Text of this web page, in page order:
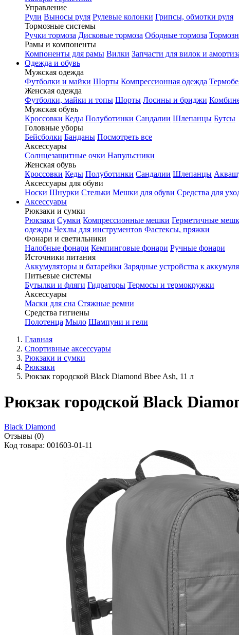
Управление
Рули Выносы руля Рулевые колонки Грипсы, обмотки руля
Тормозные системы
Ручки тормоза Дисковые тормоза Ободные тормоза
Рамы и компоненты
Компоненты для рамы Вилки Запчасти для вилок и
Одежда и обувь
Мужская одежда
Футболки и майки Шорты Компрессионная одежда
Женская одежда
Футболки, майки и топы Шорты Лосины и бриджи
Мужская обувь
Кроссовки Кеды Полуботинки Сандалии Шлепанцы Бутсы
Головные уборы
Бейсболки Банданы Посмотреть все
Аксессуары
Солнцезащитные очки Напульсники
Женская обувь
Кроссовки Кеды Полуботинки Сандалии Шлепанцы
Аксессуары для обуви
Носки Шнурки Стельки Мешки для обуви Средства для
Аксессуары
Рюкзаки и сумки
Рюкзаки Сумки Компрессионные мешки Герметичные
одежды Чехлы для инструментов Фастексы, пряжки
Фонари и светильники
Налобные фонари Кемпинговые фонари Ручные фонари
Источники питания
Аккумуляторы и батарейки Зарядные устройства к
Питьевые системы
Бутылки и фляги Гидраторы Термосы и термокружки
Аксессуары
Маски для сна Стяжные ремни
Средства гигиены
Полотенца Мыло Шампуни и гели
Главная
Спортивные аксессуары
Рюкзаки и сумки
Рюкзаки
Рюкзак городской Black Diamond Bbee Ash, 11 л
Рюкзак городской Black
Black Diamond
Отзывы (0)
Код товара: 001603-01-11